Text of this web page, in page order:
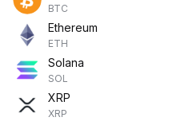
BTC
Ethereum
ETH
Solana
SOL
XRP
XRP